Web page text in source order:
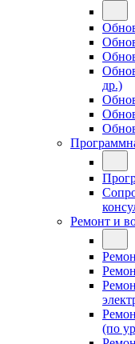
др.)
Ремонт и
(по